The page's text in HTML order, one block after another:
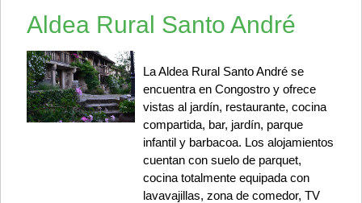
Aldea Rural Santo André
La Aldea Rural Santo André se
encuentra en Congostro y ofrece
vistas al jardín, restaurante, cocina
compartida, bar, jardín, parque
infantil y barbacoa. Los alojamientos
cuentan con suelo de parquet,
cocina totalmente equipada con
lavavajillas, zona de comedor, TV